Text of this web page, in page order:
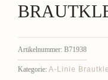
Artikelnummer: B71938
Kategorie: A-Linie